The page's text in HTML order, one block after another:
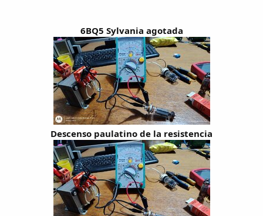
6BQ5 Sylvania agotada
Descenso paulatino de la resistencia